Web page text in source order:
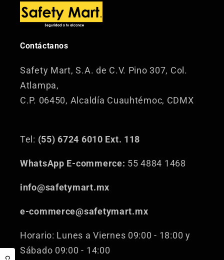
Contáctanos
Safety Mart, S.A. de C.V. Pino 307, Col.
Atlampa,
C.P. 06450, Alcaldía Cuauhtémoc, CDMX
Tel: (55) 6724 6010 Ext. 118
WhatsApp E-commerce: 55 4884 1468
info@safetymart.mx
e-commerce@safetymart.mx
Horario: Lunes a Viernes 09:00 - 18:00 y
Sábado 09:00 - 14:00